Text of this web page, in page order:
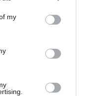
You may click to
third-party tags to
in below Google
my